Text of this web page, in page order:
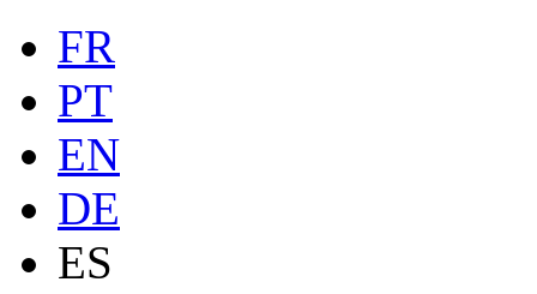
Jump to navigation
FR
PT
EN
DE
ES